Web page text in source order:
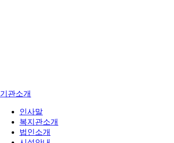
기관소개
인사말
복지관소개
법인소개